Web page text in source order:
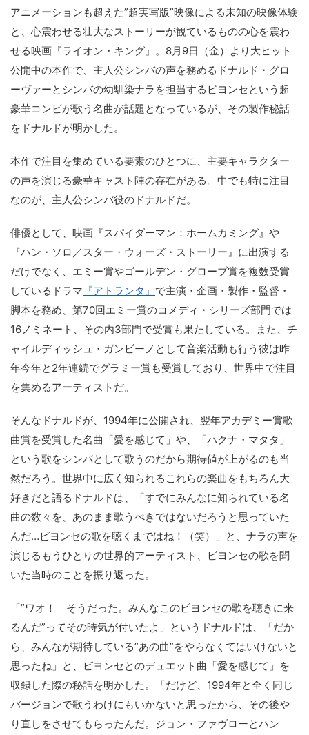
アニメーションも超えた”超実写版”映像による未知の映像体験
と、心震わせる壮大なストーリーが観ているものの心を震わ
せる映画『ライオン・キング』。8月9日（金）より大ヒット
公開中の本作で、主人公シンバの声を務めるドナルド・グロ
ーヴァーとシンバの幼馴染ナラを担当するビヨンセという超
豪華コンビが歌う名曲が話題となっているが、その製作秘話
をドナルドが明かした。
本作で注目を集めている要素のひとつに、主要キャラクター
の声を演じる豪華キャスト陣の存在がある。中でも特に注目
なのが、主人公シンバ役のドナルドだ。
俳優として、映画『スパイダーマン：ホームカミング』や
『ハン・ソロ／スター・ウォーズ・ストーリー』に出演する
だけでなく、エミー賞やゴールデン・グローブ賞を複数受賞
しているドラマ 『アトランタ』 で主演・企画・製作・監督・
脚本を務め、第70回エミー賞のコメディ・シリーズ部門では
16ノミネート、その内3部門で受賞も果たしている。また、チ
ャイルディッシュ・ガンビーノとして音楽活動も行う彼は昨
年今年と2年連続でグラミー賞も受賞しており、世界中で注目
を集めるアーティストだ。
そんなドナルドが、1994年に公開され、翌年アカデミー賞歌
曲賞を受賞した名曲「愛を感じて」や、「ハクナ・マタタ」
という歌をシンバとして歌うのだから期待値が上がるのも当
然だろう。世界中に広く知られるこれらの楽曲をもちろん大
好きだと語るドナルドは、「すでにみんなに知られている名
曲の数々を、あのまま歌うべきではないだろうと思っていた
んだ…ビヨンセの歌を聴くまではね！（笑）」と、ナラの声を
演じるもうひとりの世界的アーティスト、ビヨンセの歌を聞
いた当時のことを振り返った。
「”ワオ！ そうだった。みんなこのビヨンセの歌を聴きに来
るんだ”ってその時気が付いたよ」というドナルドは、「だか
ら、みんなが期待している”あの曲”をやらなくてはいけないと
思ったね」と、ビヨンセとのデュエット曲「愛を感じて」を
収録した際の秘話を明かした。「だけど、1994年と全く同じ
バージョンで歌うわけにもいかないと思ったから、その後や
り直しをさせてもらったんだ。ジョン・ファヴローとハン